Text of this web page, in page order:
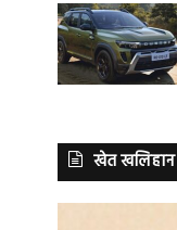
खेत खलिहान